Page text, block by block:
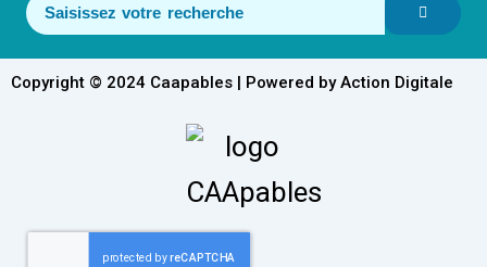
Copyright © 2024 Caapables | Powered by Action Digitale